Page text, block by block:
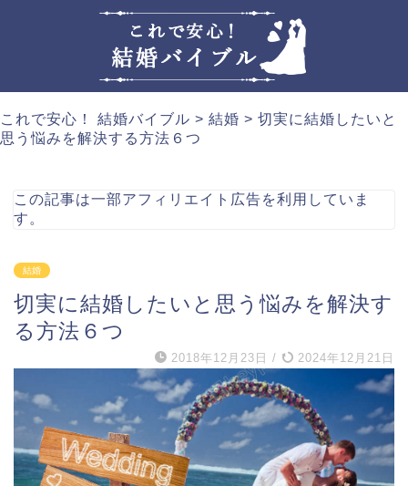
これで安心！ 結婚バイブル > 結婚 > 切実に結婚したいと
思う悩みを解決する方法６つ
この記事は一部アフィリエイト広告を利用していま
す。
結婚
切実に結婚したいと思う悩みを解決す
る方法６つ
2018年12月23日 / 2024年12月21日